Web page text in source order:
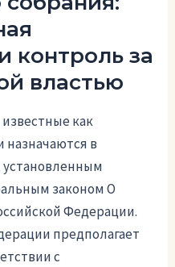
контроль за
властью
как
в
установленным
законом О
Федерации.
предполагает
с